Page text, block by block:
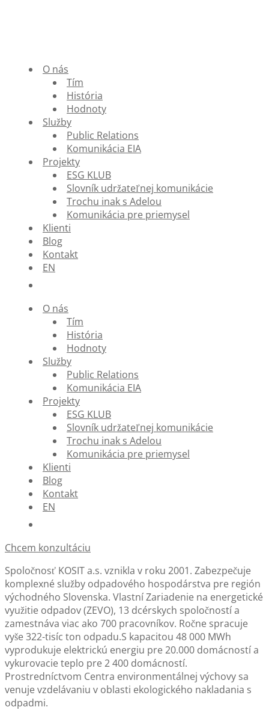
O nás
Tím
História
Hodnoty
Služby
Public Relations
Komunikácia EIA
Projekty
ESG KLUB
Slovník udržateľnej komunikácie
Trochu inak s Adelou
Komunikácia pre priemysel
Klienti
Blog
Kontakt
EN
O nás
Tím
História
Hodnoty
Služby
Public Relations
Komunikácia EIA
Projekty
ESG KLUB
Slovník udržateľnej komunikácie
Trochu inak s Adelou
Komunikácia pre priemysel
Klienti
Blog
Kontakt
EN
Chcem konzultáciu
Spoločnosť KOSIT a.s. vznikla v roku 2001. Zabezpečuje
komplexné služby odpadového hospodárstva pre región
východného Slovenska. Vlastní Zariadenie na energetické
využitie odpadov (ZEVO), 13 dcérskych spoločností a
zamestnáva viac ako 700 pracovníkov. Ročne spracuje
vyše 322-tisíc ton odpadu.S kapacitou 48 000 MWh
vyprodukuje elektrickú energiu pre 20.000 domácností a
vykurovacie teplo pre 2 400 domácností.
Prostredníctvom Centra environmentálnej výchovy sa
venuje vzdelávaniu v oblasti ekologického nakladania s
odpadmi.